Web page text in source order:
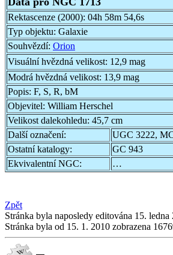
Rektascenze (2000): 04h 58m 54,6s
Typ objektu: Galaxie
Souhvězdí: Orion
Visuální hvězdná velikost: 12,9 mag
Modrá hvězdná velikost: 13,9 mag
Popis: F, S, R, bM
Objevitel: William Herschel
Velikost dalekohledu: 45,7 cm
Další označení:
UGC 3222,
Ostatní katalogy:
GC 943
Ekvivalentní NGC:
…
Zpět
Stránka byla naposledy editována 15.
Stránka byla od 15. 1. 2010 zobrazena